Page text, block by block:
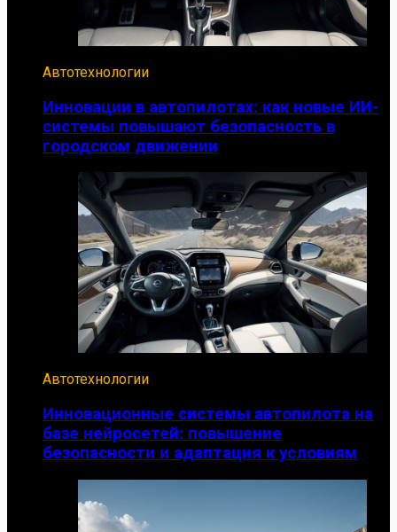
Автотехнологии
Инновации в автопилотах: как новые ИИ-
системы повышают безопасность в
городском движении
Автотехнологии
Инновационные системы автопилота на
базе нейросетей: повышение
безопасности и адаптация к условиям